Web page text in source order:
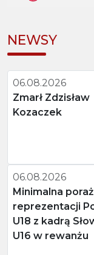
NEWSY
06.08.2026
Zmarł Zdzisław
Kozaczek
06.08.2026
Minimalna
reprezentacji
U18 z kadrą
U16 w rewanżu